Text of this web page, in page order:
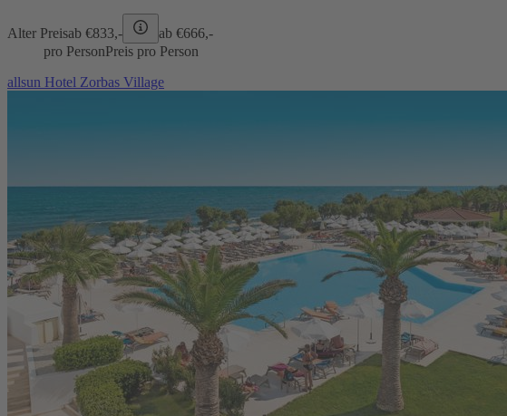
Alter Preisab €833,- ab €666,-
pro PersonPreis pro Person
allsun Hotel Zorbas Village